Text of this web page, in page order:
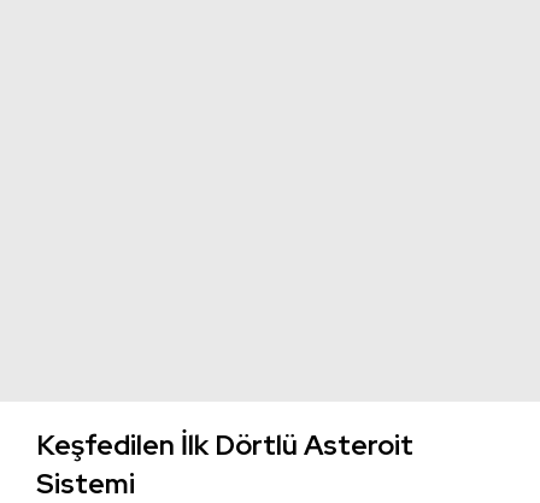
Keşfedilen İlk Dörtlü Asteroit
Sistemi